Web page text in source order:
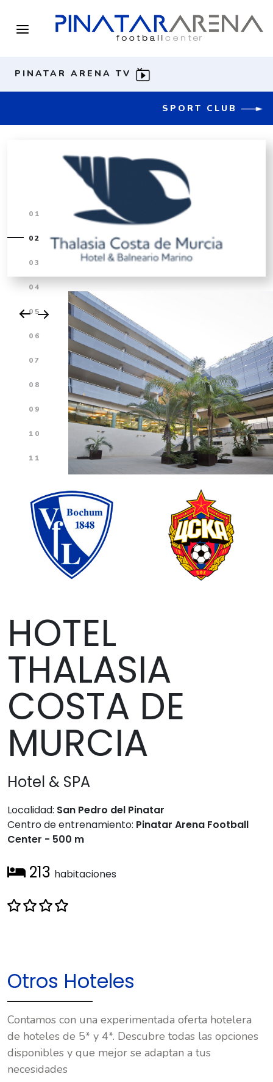
PINATAR ARENA TV
SPORT CLUB
01
02
03
04
05
06
07
08
09
10
11
HOTEL
THALASIA
COSTA DE
MURCIA
Hotel & SPA
Localidad: San Pedro del Pinatar
Centro de entrenamiento: Pinatar Arena Football
Center - 500 m
213 habitaciones
Otros Hoteles
Contamos con una experimentada oferta hotelera
de hoteles de 5* y 4*. Descubre todas las opciones
disponibles y que mejor se adaptan a tus
necesidades